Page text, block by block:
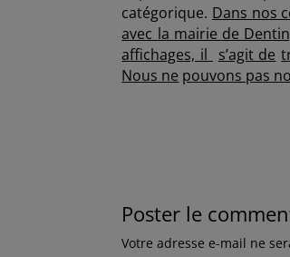
catégorique. Dans nos
avec la mairie de
affichages, il
s’agit de
Nous ne pouvons pas
Poster le
Votre adresse e-mail ne